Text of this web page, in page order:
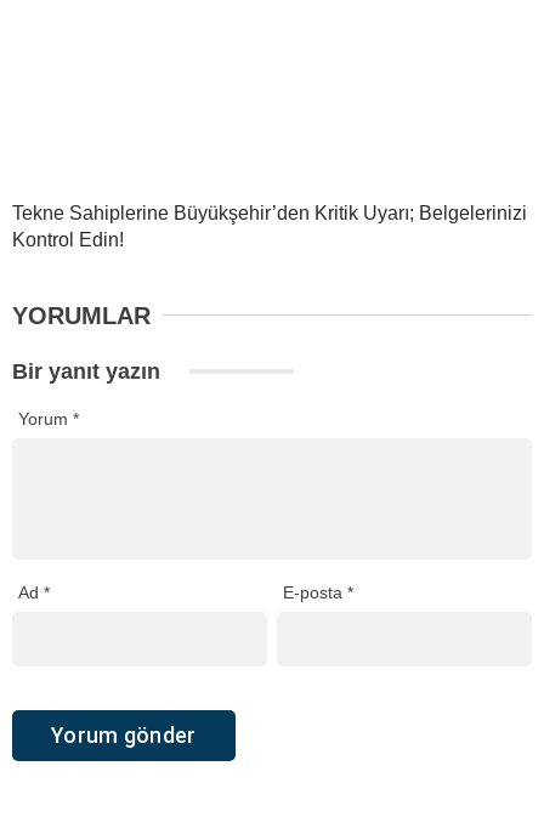
Tekne Sahiplerine Büyükşehir’den Kritik Uyarı; Belgelerinizi
Kontrol Edin!
YORUMLAR
Bir yanıt yazın
Yorum *
Ad * E-posta*